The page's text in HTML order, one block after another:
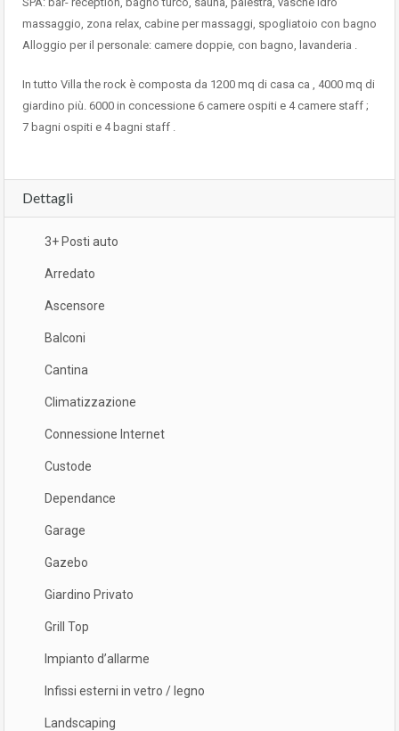
massaggio, zona relax, cabine per massaggi, spogliatoio con bagno
Alloggio per il personale: camere doppie, con bagno, lavanderia .
In tutto Villa the rock è composta da 1200 mq di casa ca , 4000 mq di
giardino più. 6000 in concessione 6 camere ospiti e 4 camere staff ;
7 bagni ospiti e 4 bagni staff .
Dettagli
3+ Posti auto
Arredato
Ascensore
Balconi
Cantina
Climatizzazione
Connessione Internet
Custode
Dependance
Garage
Gazebo
Giardino Privato
Grill Top
Impianto d’allarme
Infissi esterni in vetro / legno
Landscaping